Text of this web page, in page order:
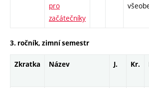
pro
začátečníky
3. ročník, zimní semestr
Zkratka Název J. Kr.